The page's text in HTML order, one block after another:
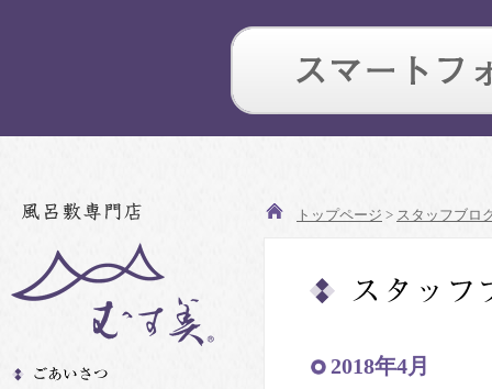
トップページ > スタッフブロ
2018年4月